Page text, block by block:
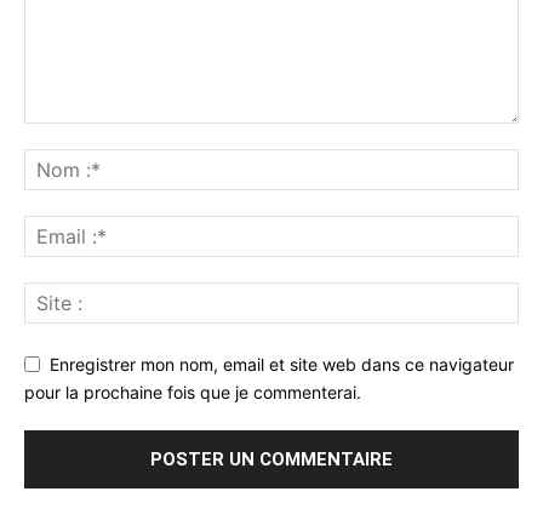
Enregistrer mon nom, email et site web dans ce navigateur
pour la prochaine fois que je commenterai.